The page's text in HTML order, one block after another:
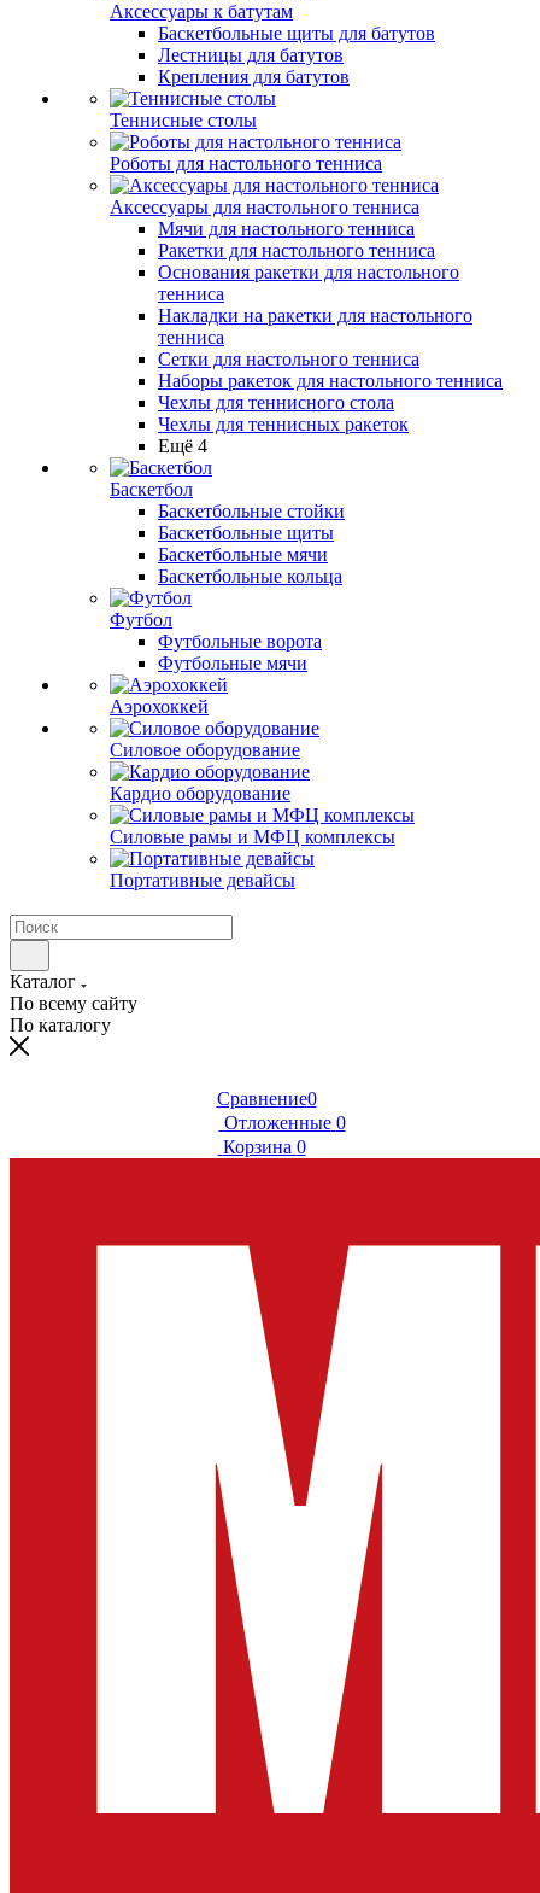
Аксессуары к батутам
Баскетбольные щиты для батутов
Лестницы для батутов
Крепления для батутов
Теннисные столы
Роботы для настольного тенниса
Аксессуары для настольного тенниса
Мячи для настольного тенниса
Ракетки для настольного тенниса
Основания ракетки для настольного
тенниса
Накладки на ракетки для настольного
тенниса
Сетки для настольного тенниса
Наборы ракеток для настольного тенниса
Чехлы для теннисного стола
Чехлы для теннисных ракеток
Ещё 4
Баскетбол
Баскетбольные стойки
Баскетбольные щиты
Баскетбольные мячи
Баскетбольные кольца
Футбол
Футбольные ворота
Футбольные мячи
Аэрохоккей
Силовое оборудование
Кардио оборудование
Силовые рамы и МФЦ комплексы
Портативные девайсы
Каталог
По всему сайту
По каталогу
Сравнение0
Отложенные 0
Корзина 0